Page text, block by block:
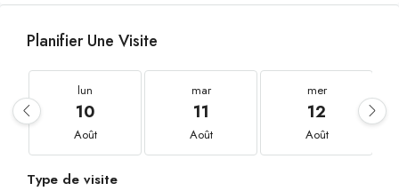
Planifier Une Visite
lun
10
Août
mar
11
Août
mer
12
Août
Type de visite